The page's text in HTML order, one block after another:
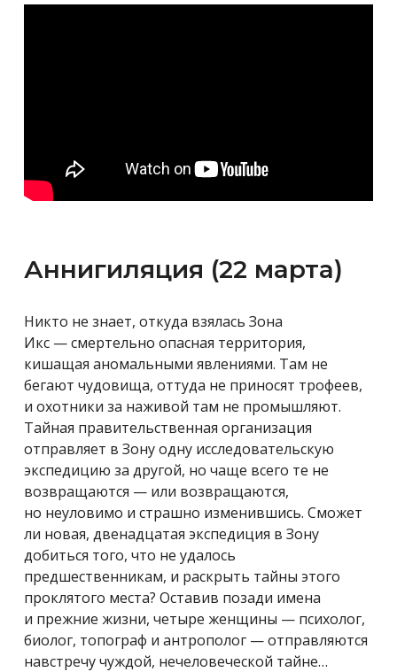
Аннигиляция (22 марта)
Никто не знает, откуда взялась Зона
Икс — смертельно опасная территория,
кишащая аномальными явлениями. Там не
бегают чудовища, оттуда не приносят трофеев,
и охотники за наживой там не промышляют.
Тайная правительственная организация
отправляет в Зону одну исследовательскую
экспедицию за другой, но чаще всего те не
возвращаются — или возвращаются,
но неуловимо и страшно изменившись. Сможет
ли новая, двенадцатая экспедиция в Зону
добиться того, что не удалось
предшественникам, и раскрыть тайны этого
проклятого места? Оставив позади имена
и прежние жизни, четыре женщины — психолог,
биолог, топограф и антрополог — отправляются
навстречу чуждой, нечеловеческой тайне…